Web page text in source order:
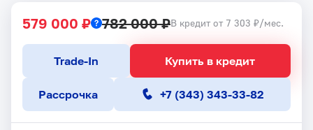
579 000 ₽ 782 000 ₽В кредит от 7 303 ₽/мес.
Купить в кредит
Trade-In
Рассрочка +7 (343) 343-33-82